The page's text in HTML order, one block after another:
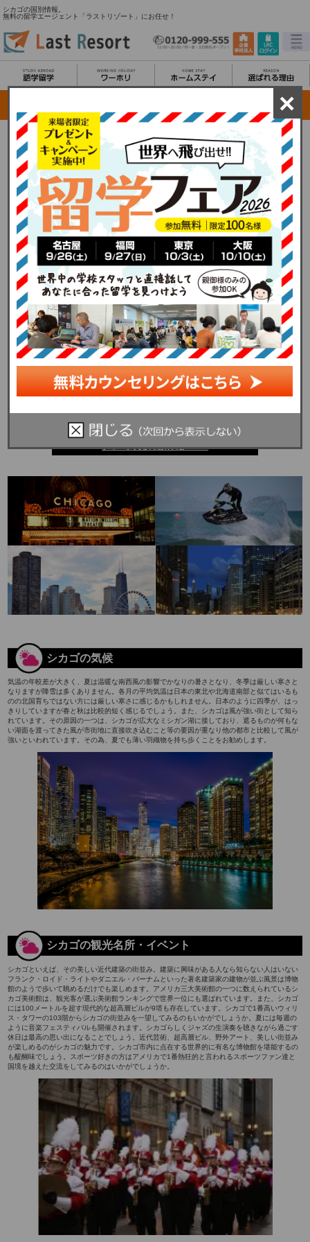
シカゴの国別情報。
無料の留学エージェント「ラストリゾート」にお任せ！
×
シカゴ留学/都市情報
古き良きアメリカの近代的歴史を感じさせる中西南部最大の都市シカゴ。ニューヨー
ク、ロサンゼルスに続くアメリカ三大都市でありながら日本での知名度は比較的低い
です。1871年のシカゴ大火による、ほとんどの公共建築の焼失は、シカゴの計画都市
化、新都市計画の幕開けになり、シカゴは建築家たちの格好の市場となった歴史があ
ります。その為、シカゴの街に立ち並ぶ煉瓦や石造りの近代建築の美しい街並みに驚
かされることでしょう。その一方で日本最大の湖である琵琶湖86個分の大きさと言わ
れるミシガン湖も少し足をのばせば行けることから自然溢れる街としても知られてい
ます。富裕層が作った文化と貧困層が作った文化が融合する街でアートや音楽を通じ
て歴史を感じることもできるのもこの都市ならではの特徴です。
アメリカ詳細情報 ＞＞
シカゴの気候
気温の年較差が大きく、夏は温暖な南西風の影響でかなりの暑さとなり、冬季は厳しい寒さと
なりますが降雪は多くありません。各月の平均気温は日本の東北や北海道南部と似てはいるも
のの北国育ちではない方には厳しい寒さに感じるかもしれません。日本のように四季が、はっ
きりしていますが春と秋は比較的短く感じるでしょう。また、シカゴは風が強い街として知ら
れています。その原因の一つは、シカゴが広大なミシガン湖に接しており、遮るものが何もな
い湖面を渡ってきた風が市街地に直接吹き込むこと等の要因が重なり他の都市と比較して風が
強いといわれています。その為、夏でも薄い羽織物を持ち歩くことをお勧めします。
シカゴの観光名所・イベント
シカゴといえば、その美しい近代建築の街並み。建築に興味がある人なら知らない人はいない
フランク・ロイド・ライトやダニエル・バーナムといった著名建築家の建物が並ぶ風景は博物
館のようで歩いて眺めるだけでも楽しめます。アメリカ三大美術館の一つに数えられているシ
カゴ美術館は、観光客が選ぶ美術館ランキングで世界一位にも選ばれています。また、シカゴ
には100メートルを超す現代的な超高層ビルが9塔も存在しています。シカゴで1番高いウィリ
ス・タワーの103階からシカゴの街並みを一望してみるのもいかがでしょうか。夏には毎週の
ように音楽フェスティバルも開催されます。シカゴらしくジャズの生演奏を聴きながら過ごす
休日は最高の思い出になることでしょう。近代芸術、超高層ビル、野外アート、美しい街並み
が楽しめるのがシカゴの魅力です。シカゴ市内に点在する世界的に有名な博物館を堪能するの
も醍醐味でしょう。スポーツ好きの方はアメリカで1番熱狂的と言われるスポーツファン達と
国境を越えた交流をしてみるのはいかがでしょうか。